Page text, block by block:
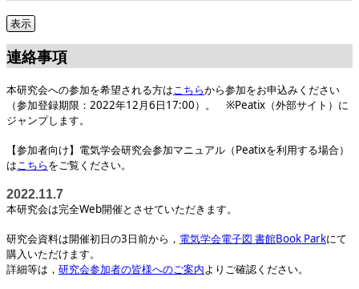
連絡事項
本研究会への参加を希望される方はこちらから参加をお申込みください
（参加登録期限：2022年12月6日17:00）。 ※Peatix（外部サイト）に
ジャンプします。
【参加者向け】電気学会研究会参加マニュアル（Peatixを利用する場合）
はこちらをご覧ください。
2022.11.7
本研究会は完全Web開催とさせていただきます。
研究会資料は開催初日の3日前から， 電気学会電子図 書館Book Parkにて
購入いただけます。
詳細等は， 研究会参加者の皆様へのご案内よりご確認ください。